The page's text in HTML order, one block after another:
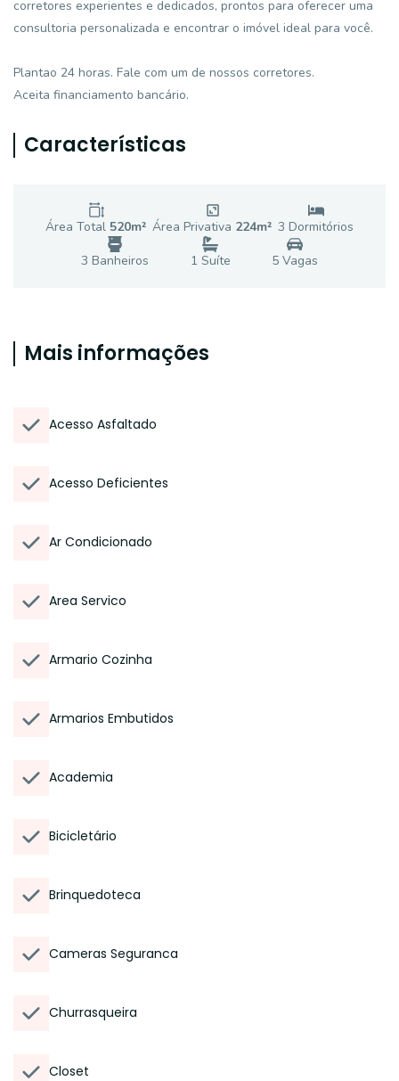
corretores experientes e dedicados, prontos para oferecer uma
consultoria personalizada e encontrar o imóvel ideal para você.
Plantao 24 horas. Fale com um de nossos corretores.
Aceita financiamento bancário.
Características
Área Total 520m² Área Privativa 224m² 3 Dormitórios
3 Banheiros 1 Suíte 5Vagas
Mais informações
Acesso Asfaltado
Acesso Deficientes
Ar Condicionado
Area Servico
Armario Cozinha
Armarios Embutidos
Academia
Bicicletário
Brinquedoteca
Cameras Seguranca
Churrasqueira
Closet